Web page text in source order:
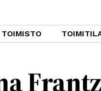
TOIMISTO